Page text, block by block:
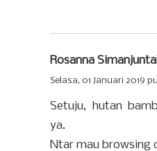
Rosanna
Selasa, 01 Januari 2019
Setuju, hutan
ya.
Ntar mau browsing